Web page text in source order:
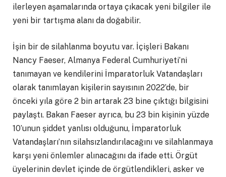
ilerleyen aşamalarında ortaya çıkacak yeni bilgiler ile
yeni bir tartışma alanı da doğabilir.
İşin bir de silahlanma boyutu var. İçişleri Bakanı
Nancy Faeser, Almanya Federal Cumhuriyeti’ni
tanımayan ve kendilerini İmparatorluk Vatandaşları
olarak tanımlayan kişilerin sayısının 2022’de, bir
önceki yıla göre 2 bin artarak 23 bine çıktığı bilgisini
paylaştı. Bakan Faeser ayrıca, bu 23 bin kişinin yüzde
10’unun şiddet yanlısı olduğunu, İmparatorluk
Vatandaşları’nın silahsızlandırılacağını ve silahlanmaya
karşı yeni önlemler alınacağını da ifade etti. Örgüt
üyelerinin devlet içinde de örgütlendikleri, asker ve